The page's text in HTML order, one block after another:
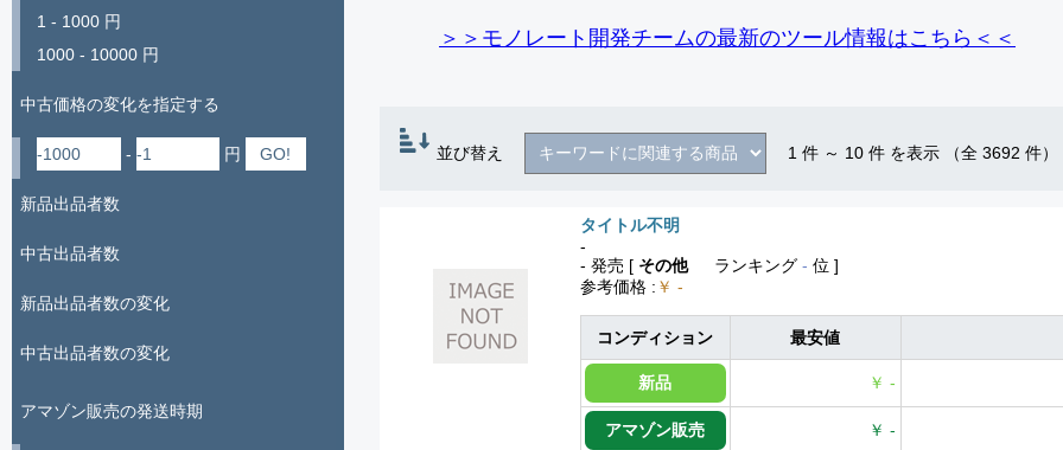
＞＞モノレート開発チームの最新のツール情報はこちら＜＜
並び替え 1 件 ～ 10 件 を表示 （全 3692 件）
タイトル不明
-
- 発売 [ その他 ランキング - 位 ]
参考価格 : ￥ -
コンディション 最安値
新品 ￥ -
アマゾン販売 ￥ -
1 - 1000 円
1000 - 10000 円
中古価格の変化を指定する
- 円
新品出品者数
中古出品者数
新品出品者数の変化
中古出品者数の変化
アマゾン販売の発送時期